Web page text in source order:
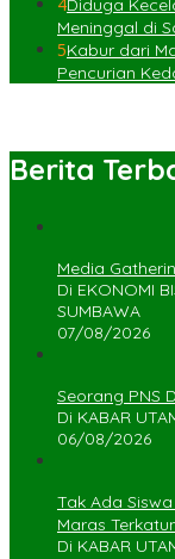
Diduga
Meninggal di
5Kabur dari
Pencurian
Berita
Media
Di EKONOMI
SUMBAWA
07/08/2026
Seorang PNS
Di KABAR
06/08/2026
Tak Ada
Maras
Di KABAR